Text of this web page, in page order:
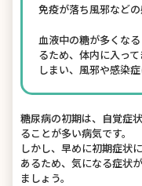
免疫が落ち風邪などの
血液中の糖が多くな
るため、体内に入っ
しまい、風邪や感染
糖尿病の初期は、自覚症
ることが多い病気です。
しかし、早めに初期症状
あるため、気になる症状
ましょう。